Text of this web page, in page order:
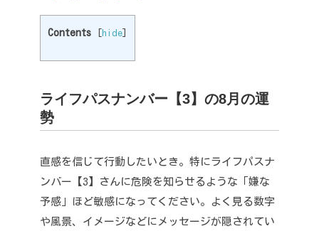
Contents hide
ライフパスナンバー【3】の8月の運
勢
直感を信じて行動したいとき。 特にライフパスナ
ンバー【3】さんに危険を知らせるような「嫌な
予感」ほど敏感になってください。
よく見る数字
や風景、イメージなどにメッセージが隠されてい